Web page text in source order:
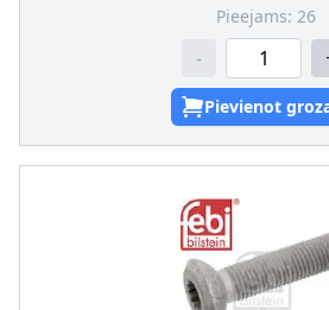
Pieejams: 26
-
Pievienot